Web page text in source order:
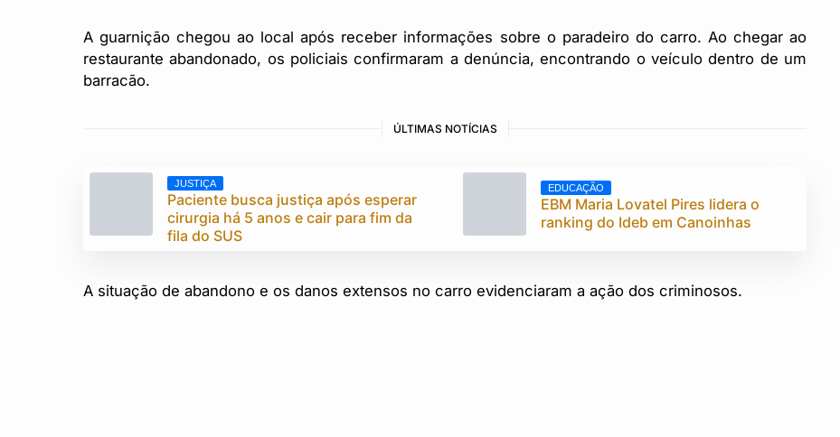
A guarnição chegou ao local após receber informações sobre o paradeiro do carro. Ao chegar ao
restaurante abandonado, os policiais confirmaram a denúncia, encontrando o veículo dentro de um
barracão.
ÚLTIMAS NOTÍCIAS
JUSTIÇA
Paciente busca justiça após esperar
cirurgia há 5 anos e cair para fim da
fila do SUS
EDUCAÇÃO
EBM Maria Lovatel Pires lidera o
ranking do Ideb em Canoinhas
A situação de abandono e os danos extensos no carro evidenciaram a ação dos criminosos.